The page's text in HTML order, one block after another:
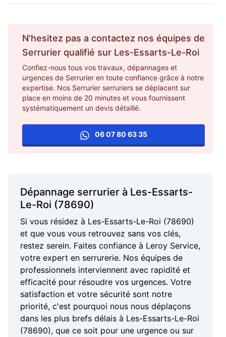
N'hesitez pas a contactez nos équipes de
Serrurier qualifié sur Les-Essarts-Le-Roi
Confiez-nous tous vos travaux, dépannages et
urgences de Serrurier en toute confiance grâce à notre
expertise. Nos Serrurier serruriers se déplacent sur
place en moins de 20 minutes et vous fournissent
systématiquement un devis détaillé.
06 07 80 63 35
Dépannage serrurier à Les-Essarts-
Le-Roi (78690)
Si vous résidez à Les-Essarts-Le-Roi (78690)
et que vous vous retrouvez sans vos clés,
restez serein. Faites confiance à Leroy Service,
votre expert en serrurerie. Nos équipes de
professionnels interviennent avec rapidité et
efficacité pour résoudre vos urgences. Votre
satisfaction et votre sécurité sont notre
priorité, c'est pourquoi nous nous déplaçons
dans les plus brefs délais à Les-Essarts-Le-Roi
(78690), que ce soit pour une urgence ou sur